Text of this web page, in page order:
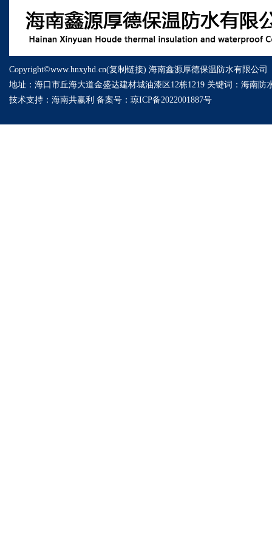
Copyright©www.hnxyhd.cn(复制链接) 海南鑫源厚德保温防水有限公司
地址：海口市丘海大道金盛达建材城油漆区12栋1219 关键词： 海南防
技术支持： 海南共赢利 备案号： 琼ICP备2022001887号